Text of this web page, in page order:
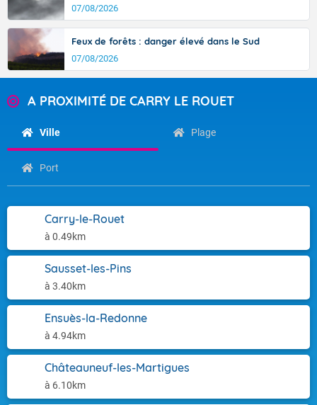
07/08/2026
Feux de forêts : danger élevé dans le Sud
07/08/2026
A PROXIMITÉ DE CARRY LE ROUET
Ville Plage
Port
Carry-le-Rouet
à 0.49km
Sausset-les-Pins
à 3.40km
Ensuès-la-Redonne
à 4.94km
Châteauneuf-les-Martigues
à 6.10km